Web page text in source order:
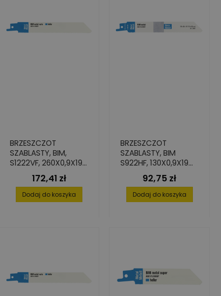
BRZESZCZOT
SZABLASTY, BIM,
S1222VF, 260X0,9X19
(5 SZT.)Cena
172,41 zł
Dodaj do koszyka
BRZESZCZOT
SZABLASTY, BIM
S922HF, 130X0,9X19
(5 SZT.)Cena
92,75 zł
Dodaj do koszyka